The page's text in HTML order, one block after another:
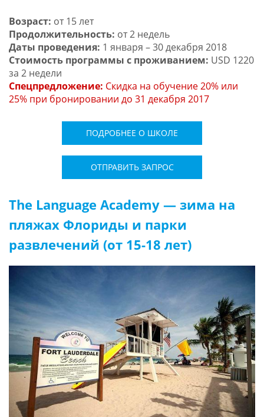
Возраст: от 15 лет
Продолжительность: от 2 недель
Даты проведения: 1 января – 30 декабря 2018
Стоимость программы с проживанием: USD 1220
за 2 недели
Спецпредложение: Скидка на обучение 20% или
25% при бронировании до 31 декабря 2017
ПОДРОБНЕЕ О ШКОЛЕ
ОТПРАВИТЬ ЗАПРОС
The Language Academy — зима на
пляжах Флориды и парки
развлечений (от 15-18 лет)